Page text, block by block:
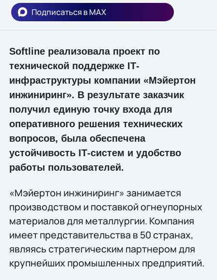
Подписаться в MAX
Softline реализовала проект по
технической поддержке IТ-
инфраструктуры компании «Мэйертон
инжиниринг». В результате заказчик
получил единую точку входа для
оперативного решения технических
вопросов, была обеспечена
устойчивость IТ-систем и удобство
работы пользователей.
«Мэйертон инжиниринг» занимается
производством и поставкой огнеупорных
материалов для металлургии. Компания
имеет представительства в 50 странах,
являясь стратегическим партнером для
крупнейших промышленных предприятий.